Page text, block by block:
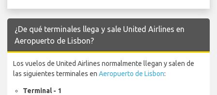
¿De qué terminales llega y sale United Airlines en
Aeropuerto de Lisbon?
Los vuelos de United Airlines normalmente llegan y salen de
las siguientes terminales en Aeropuerto de Lisbon:
Terminal - 1